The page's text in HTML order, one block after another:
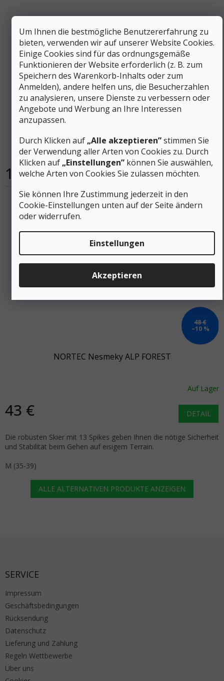
Um Ihnen die bestmögliche Benutzererfahrung zu
bieten, verwenden wir auf unserer Website Cookies.
Einige Cookies sind für das ordnungsgemäße
Funktionieren der Website erforderlich (z. B. zum
Speichern des Warenkorb-Inhalts oder zum
Anmelden), andere helfen uns, die Besucherzahlen
zu analysieren, unsere Dienste zu verbessern oder
Angebote und Werbung an Ihre Interessen
anzupassen.
Durch Klicken auf „Alle akzeptieren”stimmen Sie
der Verwendung aller Arten von Cookies zu. Durch
Klicken auf „Einstellungen” können Sie auswählen,
welche Arten von Cookies Sie zulassen möchten.
Sie können Ihre Zustimmung jederzeit in den
Cookie-Einstellungen unten auf der Seite ändern
oder widerrufen.
Einstellungen
Akzeptieren
21 €
–42 %
FRENDO STEIGEISEN-ANHÄNGER M (41- 43)
Auf Lager
12 € In den Warenkorb
48 €
–10 %
NORTEC Nesmeky ALP FOREST
Auf Lager
43 € DETAIL
Die robusten Skier mit 13 Spikes geben Ihnen die nötige Sicherheit
und Stabilität beim Gehen auf eisigem Terrain.
M (35-39)
ALLE ALTERNATIVEN PRODUKTE ANZEIGEN
SERVICE
Impressum
Geschäftsbedingungen
Rücksendung
Datenschutz
Lieferung und Zahlung
Regeln Wettbewerbe
Über uns